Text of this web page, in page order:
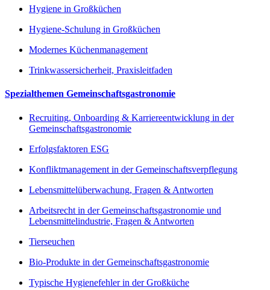
Hygiene in Großküchen
Hygiene-Schulung in Großküchen
Modernes Küchenmanagement
Trinkwassersicherheit, Praxisleitfaden
Spezialthemen Gemeinschaftsgastronomie
Recruiting, Onboarding & Karriereentwicklung in der
Gemeinschaftsgastronomie
Erfolgsfaktoren ESG
Konfliktmanagement in der Gemeinschaftsverpflegung
Lebensmittelüberwachung, Fragen & Antworten
Arbeitsrecht in der Gemeinschaftsgastronomie und
Lebensmittelindustrie, Fragen & Antworten
Tierseuchen
Bio-Produkte in der Gemeinschaftsgastronomie
Typische Hygienefehler in der Großküche